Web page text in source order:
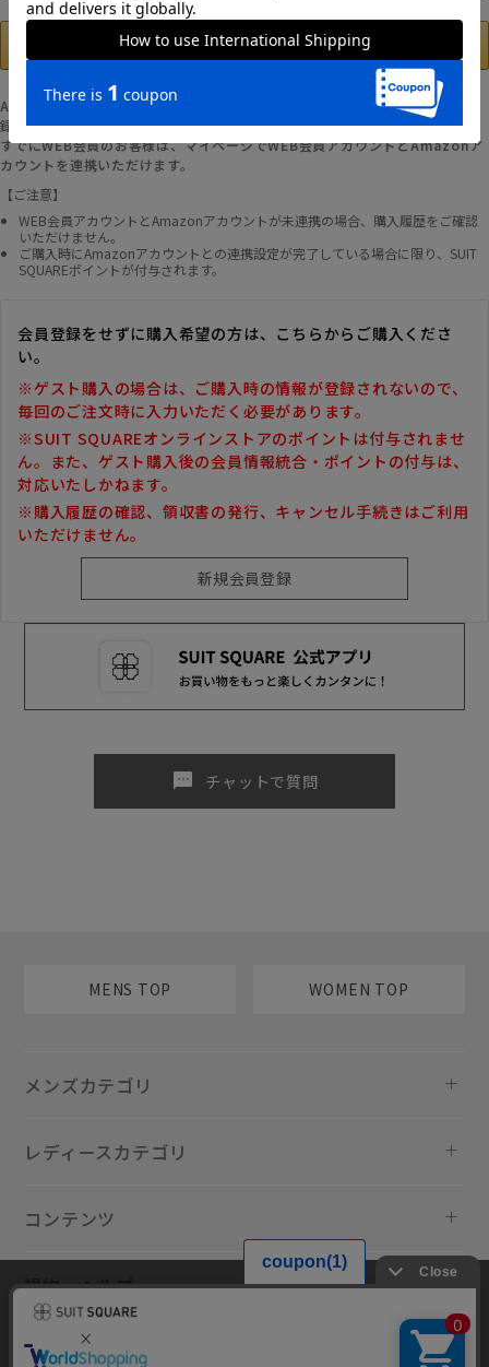
Amazonアカウントの登録情報を使用して、お支払いおよび新規WEB会員登
録が可能です。
すでにWEB会員のお客様は、マイページでWEB会員アカウントとAmazonア
カウントを連携いただけます。
【ご注意】
WEB会員アカウントとAmazonアカウントが未連携の場合、購入履歴をご確認
いただけません。
ご購入時にAmazonアカウントとの連携設定が完了している場合に限り、SUIT
SQUAREポイントが付与されます。
会員登録をせずに購入希望の方は、こちらからご購入くださ
い。
※ゲスト購入の場合は、ご購入時の情報が登録されないので、
毎回のご注文時に入力いただく必要があります。
※SUIT SQUAREオンラインストアのポイントは付与されませ
ん。また、ゲスト購入後の会員情報統合・ポイントの付与は、
対応いたしかねます。
※購入履歴の確認、領収書の発行、キャンセル手続きはご利用
いただけません。
sms チャットで質問
MENS TOP WOMEN TOP
メンズカテゴリ
レディースカテゴリ
コンテンツ
規約・ヘルプ
当サイトでは利用体験の向上およびコンテンツの最適な提供、トラフィ
ックの分析を目的としてCookieを使用しています。サイトの閲覧を継続